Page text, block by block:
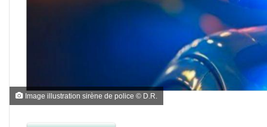
Image illustration sirène de police © D.R.